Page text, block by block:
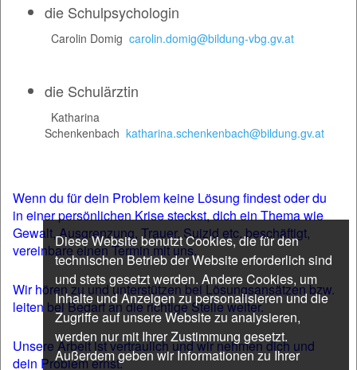
die Schulpsychologin
Carolin Domig carolin.domig@bildung-vbg.gv.at
die Schulärztin
Katharina
Schenkenbach katharina.schenkenbach@bildung.gv.at
Wenn du für dein Problem keine Lösung findest oder du
in einer persönlichen Krise steckst, dich ein Thema wie
Gewalt, Ausgrenzung, Trauer, Suizid etc. beschäftigt,
vereinbare einen Termin mit uns.
Wir hören zu und unterstützen bei Lösungsansätzen bzw.
leiten bei Bedarf an die richtige Stelle weiter.
Unsere Arbeit ist vertraulich und wir nehmen dich und
dein Problem ernst.
Diese Website benutzt Cookies, die für den
technischen Betrieb der Website erforderlich sind
und stets gesetzt werden. Andere Cookies, um
Inhalte und Anzeigen zu personalisieren und die
Zugriffe auf unsere Website zu analysieren,
werden nur mit Ihrer Zustimmung gesetzt.
Außerdem geben wir Informationen zu Ihrer